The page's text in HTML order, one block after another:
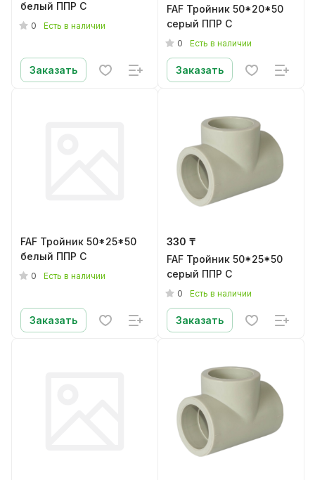
белый ППР C
0 Есть в наличии
Заказать
FAF Тройник 50*20*50
серый ППР C
0 Есть в наличии
Заказать
FAF Тройник 50*25*50
белый ППР C
0 Есть в наличии
Заказать
330 ₸
FAF Тройник 50*25*50
серый ППР C
0 Есть в наличии
Заказать